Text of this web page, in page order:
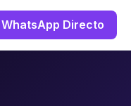
WhatsApp Directo